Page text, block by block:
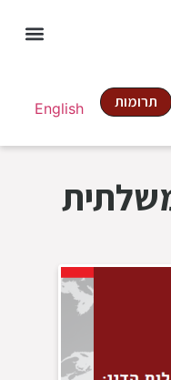
English תרומות